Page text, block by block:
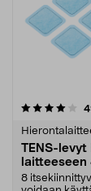
TENS-levyt
8
4.5